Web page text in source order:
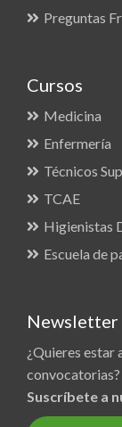
Preguntas
Cursos
Medicina
Enfermería
Técnicos
TCAE
Higienistas
Escuela de
Newsletter
¿Quieres estar
convocatorias?
Suscríbete a